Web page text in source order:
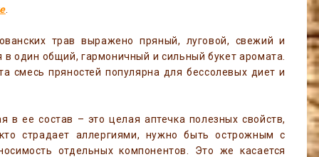
.
трав выражено пряный, луговой, свежий и
один общий, гармоничный и сильный букет аромата.
смесь пряностей популярна для бессолевых диет и
ее состав – это целая аптечка полезных свойств,
страдает аллергиями, нужно быть острожным с
отдельных компонентов. Это же касается